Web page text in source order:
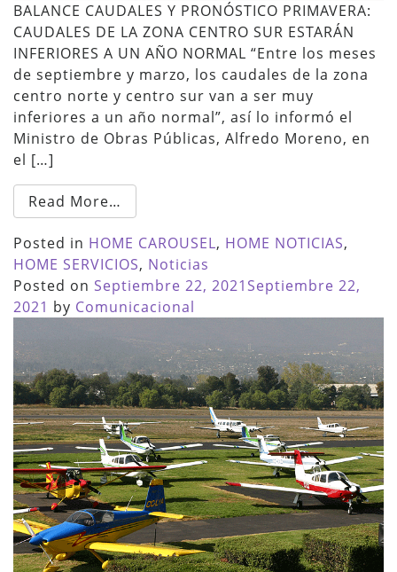
BALANCE CAUDALES Y PRONÓSTICO PRIMAVERA:
CAUDALES DE LA ZONA CENTRO SUR ESTARÁN
INFERIORES A UN AÑO NORMAL “Entre los meses
de septiembre y marzo, los caudales de la zona
centro norte y centro sur van a ser muy
inferiores a un año normal”, así lo informó el
Ministro de Obras Públicas, Alfredo Moreno, en
el […]
Read More…
Posted in HOME CAROUSEL, HOME NOTICIAS,
HOME SERVICIOS, Noticias
Posted on Septiembre 22, 2021 Septiembre 22,
2021 by Comunicacional